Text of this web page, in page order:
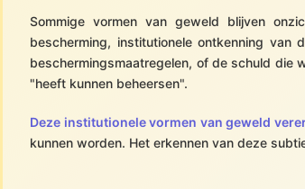
Sommige vormen van geweld blijven
bescherming, institutionele ontkenning van
beschermingsmaatregelen, of de schuld die
"heeft kunnen beheersen".
Deze institutionele vormen van geweld
kunnen worden. Het erkennen van deze